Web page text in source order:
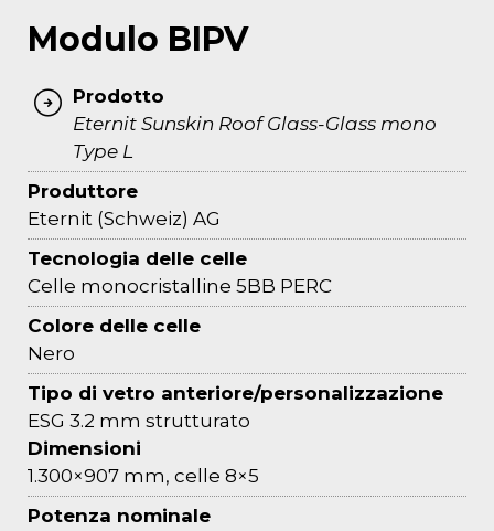
Modulo BIPV
Prodotto
Eternit Sunskin Roof Glass-Glass mono
Type L
Produttore
Eternit (Schweiz) AG
Tecnologia delle celle
Celle monocristalline 5BB PERC
Colore delle celle
Nero
Tipo di vetro anteriore/personalizzazione
ESG 3.2 mm strutturato
Dimensioni
1.300×907 mm, celle 8×5
Potenza nominale